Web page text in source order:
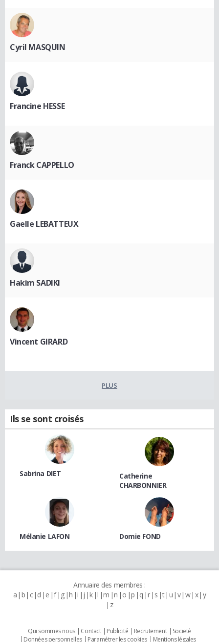
Cyril MASQUIN
Francine HESSE
Franck CAPPELLO
Gaelle LEBATTEUX
Hakim SADIKI
Vincent GIRARD
PLUS
Ils se sont croisés
Sabrina DIET
Catherine
CHARBONNIER
Mélanie LAFON Domie FOND
Annuaire des membres :
a b c d e f g h i j k l m n o p q r s t u v w x y
z
Qui sommes nous Contact Publicité Recrutement
Societé
Données personnelles
Paramétrer les cookies Mentions légales